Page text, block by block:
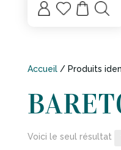
Mo
n
List
e
Accueil/ Produits
Voici le seul résultat